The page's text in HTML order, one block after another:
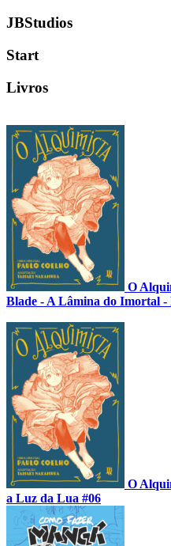
JBStudios
Start
Livros
O
Blade - A Lâmina do Imortal -
O
a Luz da Lua #06